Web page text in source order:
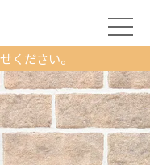
ください。